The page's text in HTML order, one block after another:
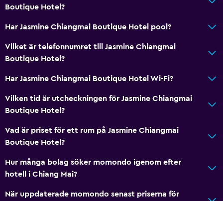
Boutique Hotel?
Har Jasmine Chiangmai Boutique Hotel pool?
Vilket är telefonnumret till Jasmine Chiangmai
Boutique Hotel?
Har Jasmine Chiangmai Boutique Hotel Wi-Fi?
Vilken tid är utcheckningen för Jasmine Chiangmai
Boutique Hotel?
Vad är priset för ett rum på Jasmine Chiangmai
Boutique Hotel?
Hur många bolag söker momondo igenom efter
hotell i Chiang Mai?
När uppdaterade momondo senast priserna för